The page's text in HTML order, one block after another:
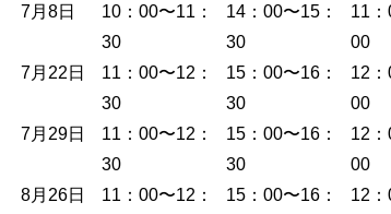
7月8日
10：00〜11：
30
14：00〜15：
30
11：
00
7月22日
11：00〜12：
30
15：00〜16：
30
12：
00
7月29日
11：00〜12：
30
15：00〜16：
30
12：
00
8月26日
11：00〜12：
15：00〜16：
12：